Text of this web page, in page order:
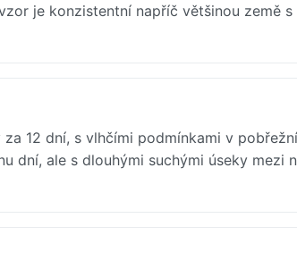
je konzistentní napříč většinou země s
12 dní, s vlhčími podmínkami v
dní, ale s dlouhými suchými úseky mezi